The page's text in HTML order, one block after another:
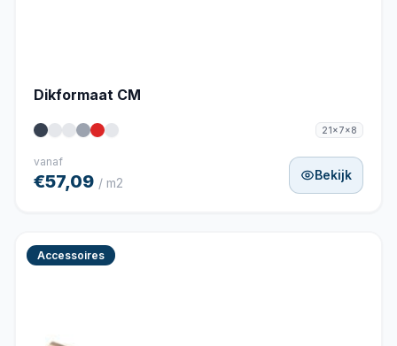
Dikformaat CM
21x7x8
vanaf
€57,09 / m2
Bekijk
Accessoires